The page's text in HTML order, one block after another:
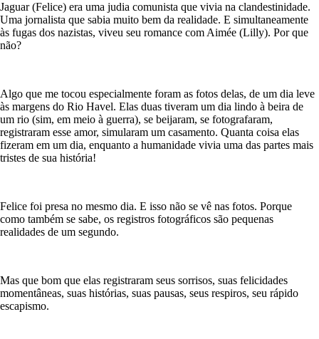
Jaguar (Felice) era uma judia comunista que vivia na clandestinidade.
Uma jornalista que sabia muito bem da realidade. E simultaneamente
às fugas dos nazistas, viveu seu romance com Aimée (Lilly). Por que
não?
Algo que me tocou especialmente foram as fotos delas, de um dia leve
às margens do Rio Havel. Elas duas tiveram um dia lindo à beira de
um rio (sim, em meio à guerra), se beijaram, se fotografaram,
registraram esse amor, simularam um casamento. Quanta coisa elas
fizeram em um dia, enquanto a humanidade vivia uma das partes mais
tristes de sua história!
Felice foi presa no mesmo dia. E isso não se vê nas fotos. Porque
como também se sabe, os registros fotográficos são pequenas
realidades de um segundo.
Mas que bom que elas registraram seus sorrisos, suas felicidades
momentâneas, suas histórias, suas pausas, seus respiros, seu rápido
escapismo.